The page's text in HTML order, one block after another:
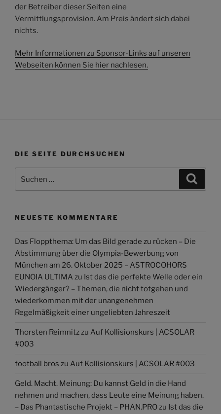
der Betreiber dieser Seiten eine
Vermittlungsprovision. Am Preis ändert sich dabei
nichts.
Mehr Informationen zu Sponsor-Links auf unseren
Webseiten können Sie hier nachlesen.
DIE SEITE DURCHSUCHEN
nach:
NEUESTE KOMMENTARE
Das Floppthema: Um das Bild gerade zu rücken – Die
Abstimmung über die Olympia-Bewerbung von
München am 26. Oktober 2025 – ASTROCOHORS
EUNOIA ULTIMA zu Ist das die perfekte Welle oder ein
Wiedergänger? – Themen, die nicht totgehen und
wiederkommen mit der unangenehmen
Regelmäßigkeit einer ungeliebten Jahreszeit
Thorsten Reimnitzzu Auf Kollisionskurs | ACSOLAR
#003
football bros zu Auf Kollisionskurs | ACSOLAR #003
Geld. Macht. Meinung: Du kannst Geld in die Hand
nehmen und machen, dass Leute eine Meinung haben.
– Das Phantastische Projekt – PHAN.PROzu Ist das die